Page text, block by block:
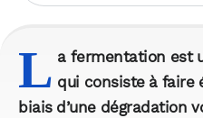
L a fermentation est
qui consiste à faire
biais d’une dégradation